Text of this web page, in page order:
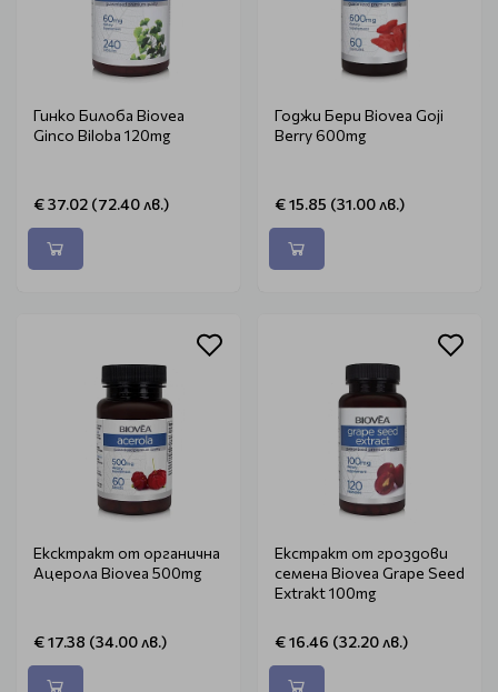
Гинко Билоба Biovea
Ginco Biloba 120mg
€ 37.02 (72.40 лв.)
Годжи Бери Biovea Goji
Berry 600mg
€ 15.85 (31.00 лв.)
Ексктракт от органична
Ацерола Biovea 500mg
€ 17.38 (34.00 лв.)
Екстракт от гроздови
семена Biovea Grape Seed
Extrakt 100mg
€ 16.46 (32.20 лв.)